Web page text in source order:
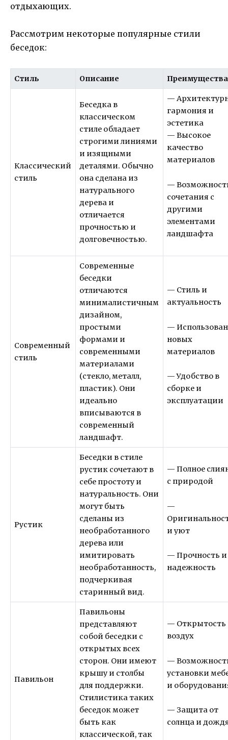
отдыхающих.
Рассмотрим некоторые популярные стили
беседок:
Стиль Описание Преимущества
Классический
стиль
Беседка в
классическом
стиле обладает
строгими линиями
и изящными
деталями. Обычно
она сделана из
натурального
дерева и
отличается
прочностью и
долговечностью.
—
гармония и
эстетика
— Высокое
качество
материалов
—
сочетания с
другими
элементами
ландшафта
Современный
стиль
Современные
беседки
отличаются
минималистичным
дизайном,
простыми
формами и
современными
материалами
(стекло, металл,
пластик). Они
идеально
вписываются в
современный
ландшафт.
— Стиль и
актуальность
—
новых
материалов
— Удобство в
сборке и
эксплуатации
Рустик
Беседки в стиле
рустик сочетают в
себе простоту и
натуральность. Они
могут быть
сделаны из
необработанного
дерева или
имитировать
необработанность,
подчеркивая
старинный вид.
— Полное
с природой
—
и уют
— Прочность и
надежность
Павильон
Павильоны
представляют
собой беседки с
открытых всех
сторон. Они имеют
крышу и столбы
для поддержки.
Стилистика таких
беседок может
быть как
классической, так
— Открытость
воздух
—
установки
и
— Защита от
солнца и